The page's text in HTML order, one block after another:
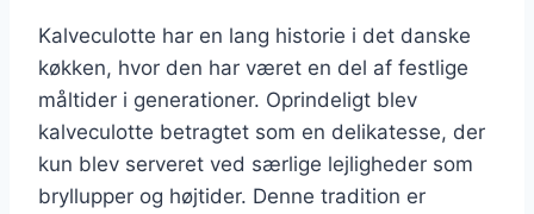
Kalveculotte har en lang historie i det danske
køkken, hvor den har været en del af festlige
måltider i generationer. Oprindeligt blev
kalveculotte betragtet som en delikatesse, der
kun blev serveret ved særlige lejligheder som
bryllupper og højtider. Denne tradition er